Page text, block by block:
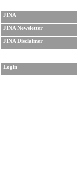
JINA
JINA Newsletter
JINA Disclaimer
Login